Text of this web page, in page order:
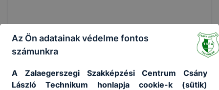
Az Ön adatainak védelme fontos
számunkra
A Zalaegerszegi Szakképzési Centrum Csány
László Technikum honlapja cookie-k (sütik)